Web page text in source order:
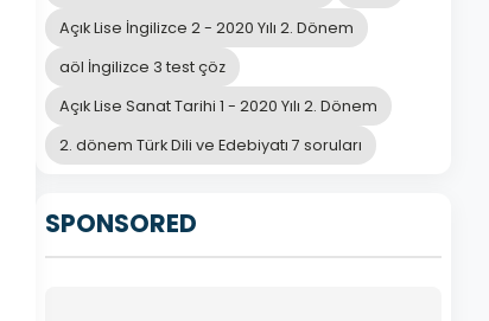
Açık Lise İngilizce 2 - 2020 Yılı 2. Dönem
aöl İngilizce 3 test çöz
Açık Lise Sanat Tarihi 1 - 2020 Yılı 2. Dönem
2. dönem Türk Dili ve Edebiyatı 7 soruları
SPONSORED